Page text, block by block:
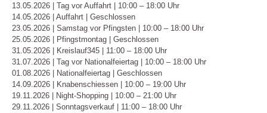
13.05.2026 | Tag vor Auffahrt | 10:00 – 18:00 Uhr
14.05.2026 | Auffahrt | Geschlossen
23.05.2026 | Samstag vor Pfingsten | 10:00 – 18:00 Uhr
25.05.2026 | Pfingstmontag | Geschlossen
31.05.2026 | Kreislauf345 | 11:00 – 18:00 Uhr
31.07.2026 | Tag vor Nationalfeiertag | 10:00 – 18:00 Uhr
01.08.2026 | Nationalfeiertag | Geschlossen
14.09.2026 | Knabenschiessen | 10:00 – 19:00 Uhr
19.11.2026 | Night-Shopping | 10:00 – 21:00 Uhr
29.11.2026 | Sonntagsverkauf | 11:00 – 18:00 Uhr